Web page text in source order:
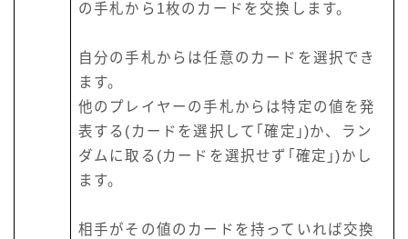
の手札から1枚のカードを交換します。
自分の手札からは任意のカードを選択でき
ます。
他のプレイヤーの手札からは特定の値を発
表する(カードを選択して｢確定｣)か、ラン
ダムに取る(カードを選択せず｢確定｣)かし
ます。
相手がその値のカードを持っていれば交換